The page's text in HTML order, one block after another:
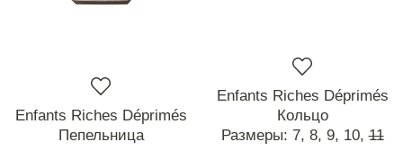
Enfants Riches Déprimés
Пепельница
Enfants Riches Déprimés
Кольцо
Размеры: 7, 8, 9, 10, 11